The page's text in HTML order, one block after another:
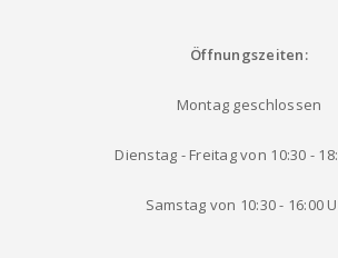
Öffnungszeiten:
Montag geschlossen
Dienstag - Freitag von 10:30 -
Samstag von 10:30 - 16:00